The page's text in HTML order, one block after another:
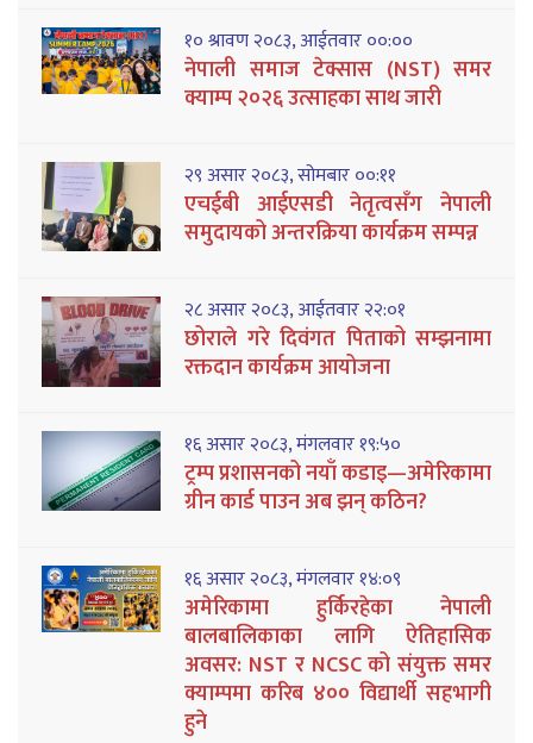
१० श्रावण २०८३, आईतवार ००:००
नेपाली समाज टेक्सास (NST) समर
क्याम्प २०२६ उत्साहका साथ जारी
२९ असार २०८३, सोमबार ००:११
एचईबी आईएसडी नेतृत्वसँग नेपाली
समुदायको अन्तरक्रिया कार्यक्रम सम्पन्न
२८ असार २०८३, आईतवार २२:०१
छोराले गरे दिवंगत पिताको सम्झनामा
रक्तदान कार्यक्रम आयोजना
१६ असार २०८३, मंगलवार १९:५०
ट्रम्प प्रशासनको नयाँ कडाइ—अमेरिकामा
ग्रीन कार्ड पाउन अब झन् कठिन?
१६ असार २०८३, मंगलवार १४:०९
अमेरिकामा हुर्किरहेका नेपाली
बालबालिकाका लागि ऐतिहासिक
अवसर: NST र NCSC को संयुक्त समर
क्याम्पमा करिब ४०० विद्यार्थी सहभागी
हुने